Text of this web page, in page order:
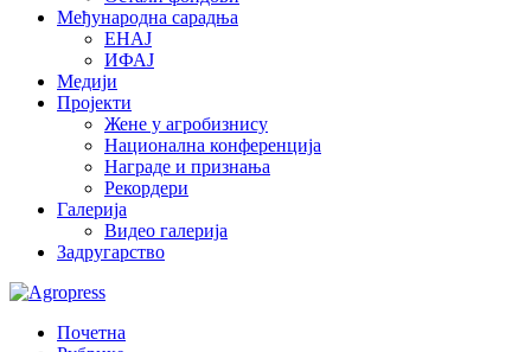
Међународна сарадња
ЕНАЈ
ИФАЈ
Медији
Пројекти
Жене у агробизнису
Национална конференција
Награде и признања
Рекордери
Галерија
Видео галерија
Задругарство
Почетна